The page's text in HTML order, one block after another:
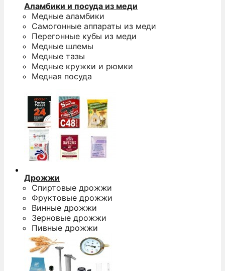
Аламбики и посуда из меди
Медные аламбики
Самогонные аппараты из меди
Перегонные кубы из меди
Медные шлемы
Медные тазы
Медные кружки и рюмки
Медная посуда
Дрожжи
Спиртовые дрожжи
Фруктовые дрожжи
Винные дрожжи
Зерновые дрожжи
Пивные дрожжи